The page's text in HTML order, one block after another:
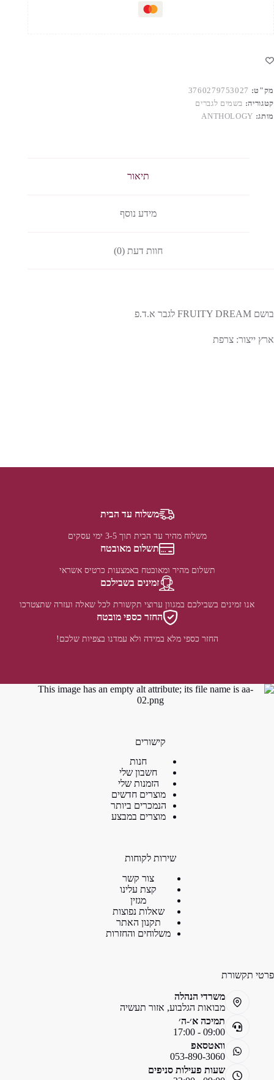
מק"ט: 3760279753027
קטגוריה: בשמים לגברים
מותג: ANTHOLOGY
תיאור
מידע נוסף
חוות דעת (0)
בושם FRUITY DREAM לגבר א.ד.פ
ארץ ייצור: צרפת
משלוח עד הבית
משלוח מהיר עד הבית תוך 3-5 ימי עסקים
תשלום מאובטח
תשלום מהיר ומאובטח באמצעות כרטיס אשראי
זמינים בשבילכם
אנו זמינים בשבילכם במגוון ערוצי תקשורת לכל שאלה ועזרה שתצטרכו
החזר כספי מובטח
החזר כספי מלא במידה ולא עמדנו בצפיות שלכם!
קישורים
חנות
חשבון שלי
הזמנות שלי
מוצרים חדשים
הנמכרים ביותר
מוצרים במבצע
שירות לקוחות
צור קשר
קצת עלינו
מגזין
שאלות נפוצות
תקנון האתר
משלוחים והחזרות
פרטי תקשורת
משרדי הנהלה
מבואות הגלבוע, אזור תעשיה
תמיכה א׳-ה׳
09:00 - 17:00
וואטסאפ
053-890-3060
שעות פעילות סניפים